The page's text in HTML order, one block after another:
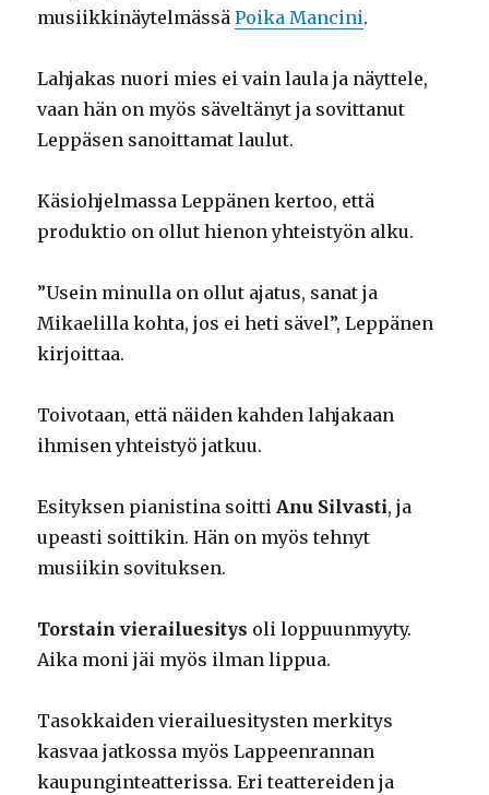
musiikkinäytelmässäPoika Mancini.
Lahjakas nuori mies ei vain laula ja näyttele,
vaan hän on myös säveltänyt ja sovittanut
Leppäsen sanoittamat laulut.
Käsiohjelmassa Leppänen kertoo, että
produktio on ollut hienon yhteistyön alku.
”Usein minulla on ollut ajatus, sanat ja
Mikaelilla kohta, jos ei heti sävel”, Leppänen
kirjoittaa.
Toivotaan, että näiden kahden lahjakaan
ihmisen yhteistyö jatkuu.
Esityksen pianistina soittiAnu Silvasti, ja
upeasti soittikin. Hän on myös tehnyt
musiikin sovituksen.
Torstain vierailuesitys oli loppuunmyyty.
Aika moni jäi myös ilman lippua.
Tasokkaiden vierailuesitysten merkitys
kasvaa jatkossa myös Lappeenrannan
kaupunginteatterissa. Eri teattereiden ja